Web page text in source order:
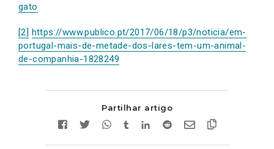
gato
[2] https://www.publico.pt/2017/06/18/p3/noticia/em-
portugal-mais-de-metade-dos-lares-tem-um-animal-
de-companhia-1828249
Partilhar artigo